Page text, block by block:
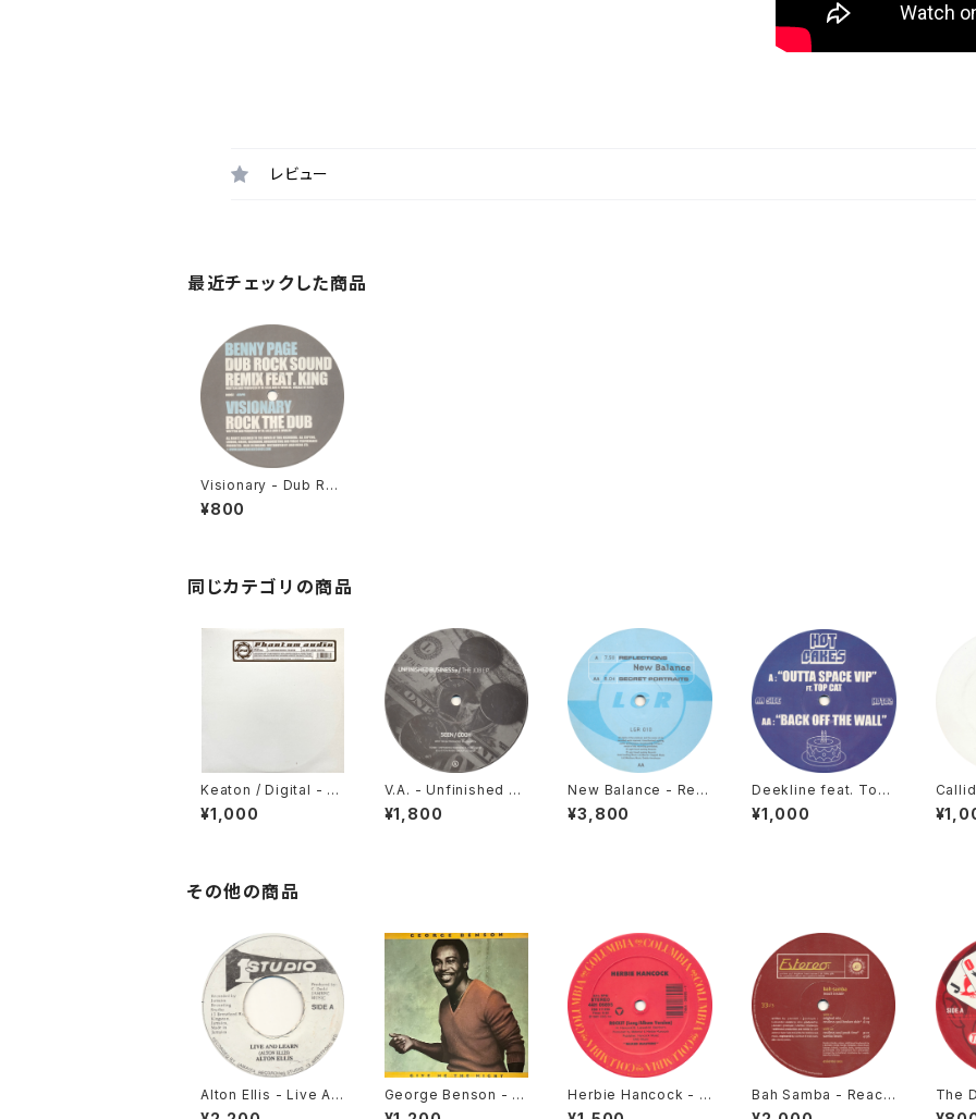
レビュー
最近チェックした商品
Visionary - Dub Roc
k Sound (Remix) / R
ock The Dub [Danc
¥800
同じカテゴリの商品
Keaton / Digital - G
ateman (Keaton Re
mix) / Get Loose [P
¥1,000
V.A. - Unfinished Bu
siness - The Job E
P [Trouble On Vinyl
¥1,800
New Balance - Refl
ections / Secret Por
traits [Looking Goo
¥3,800
Deekline feat. Top
Cat / Nick Thayer -
Outta Space VIP / B
¥1,000
uster
その他の商品
Alton Ellis - Live An
d Learn [Studio One
George Benson - Gi
ve Me The Night [W
Herbie Hancock - R
ockit / Mega Mix [C
Bah Samba - Reach
Inside [Estereo / 19
The